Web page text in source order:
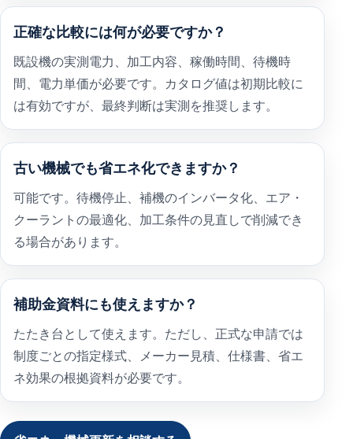
正確な比較には何が必要ですか？
既設機の実測電力、加工内容、稼働時間、待機時
間、電力単価が必要です。カタログ値は初期比較に
は有効ですが、最終判断は実測を推奨します。
古い機械でも省エネ化できますか？
可能です。待機停止、補機のインバータ化、エア・
クーラントの最適化、加工条件の見直しで削減でき
る場合があります。
補助金資料にも使えますか？
たたき台として使えます。ただし、正式な申請では
制度ごとの指定様式、メーカー見積、仕様書、省エ
ネ効果の根拠資料が必要です。